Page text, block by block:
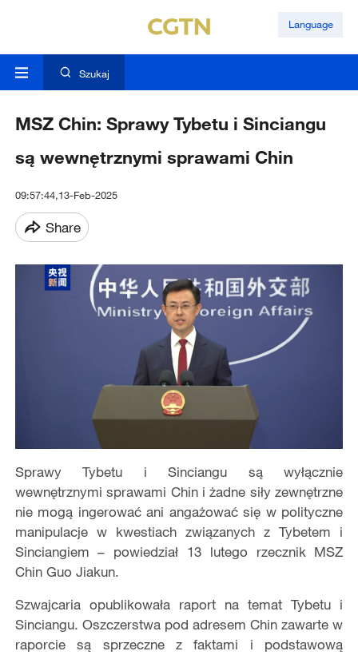
Language
Szukaj
MSZ Chin: Sprawy Tybetu i Sinciangu
są wewnętrznymi sprawami Chin
09:57:44,13-Feb-2025
Share
Sprawy Tybetu i Sinciangu są wyłącznie
wewnętrznymi sprawami Chin i żadne siły zewnętrzne
nie mogą ingerować ani angażować się w polityczne
manipulacje w kwestiach związanych z Tybetem i
Sinciangiem – powiedział 13 lutego rzecznik MSZ
Chin Guo Jiakun.
Szwajcaria opublikowała raport na temat Tybetu i
Sinciangu. Oszczerstwa pod adresem Chin zawarte w
raporcie są sprzeczne z faktami i podstawową